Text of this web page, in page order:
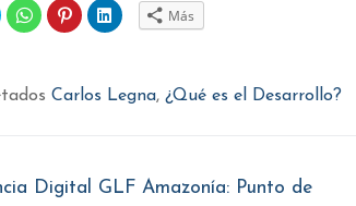
para
Haz
clic
para
(Se
abre
Haz
clic
para
(Se
abre
Haz
clic
(Se
abre
Más
Carlos Legna, ¿Qué es el Desarrollo?
Digital GLF Amazonía: Punto de